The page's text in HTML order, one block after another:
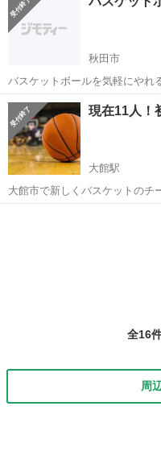
秋田市
バスケットボールを気軽にやれ
楽しめたらうれしいです☺
秋田 秋田市 バスケッ
現在11人！
大館駅
大館市で新しくバスケットのチ
のとおりですので、分からない
全16
周